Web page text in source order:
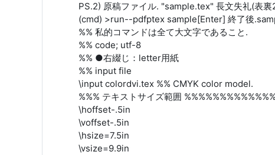
PS.2) 原稿ファイル. "sample.tex" 長文失礼(表裏
(cmd) >run--pdfptex sample[Enter] 終了後
%% 私的コマンドは全て大文字であること.
%% code; utf-8
%% ●右綴じ：letter用紙
%% input file
\input colordvi.tex %% CMYK color model.
%%% テキストサイズ範囲
\hoffset-.5in
\voffset-.5in
\hsize=7.5in
\vsize=9.9in